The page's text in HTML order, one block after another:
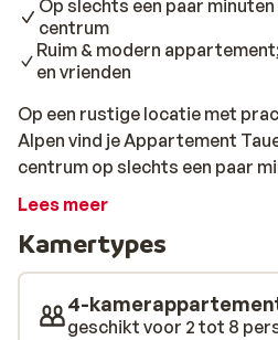
Op slechts een paar
centrum
Ruim & modern
en vrienden
Op een rustige locatie met
Alpen vind je Appartement
centrum op slechts een paar
appartement, is dit de ideale
zich op een kleine kilometer
vandaan, maar is prima per
aangekomen kan een dag in de
appartement bestaat uit 3
Lees meer
Kamertypes
4-
geschikt voor 2 tot 8